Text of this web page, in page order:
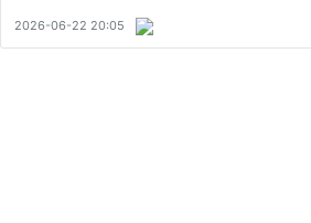
2026-06-22 20:05